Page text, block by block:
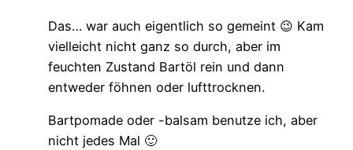
Das… war auch eigentlich so gemeint 😉 Kam
vielleicht nicht ganz so durch, aber im
feuchten Zustand Bartöl rein und dann
entweder föhnen oder lufttrocknen.
Bartpomade oder -balsam benutze ich, aber
nicht jedes Mal 🙂